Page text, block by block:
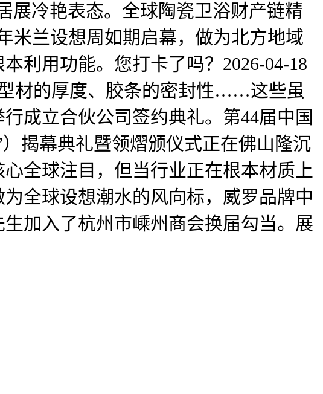
冷艳表态。全球陶瓷卫浴财产链精
米兰设想周如期启幕，做为北方地域
利用功能。您打卡了吗？2026-04-18
材的厚度、胶条的密封性……这些虽
成立合伙公司签约典礼。第44届中国
揭幕典礼暨领熠颁仪式正在佛山隆沉
全球注目，但当行业正在根本材质上
全球设想潮水的风向标，威罗品牌中
加入了杭州市嵊州商会换届勾当。展